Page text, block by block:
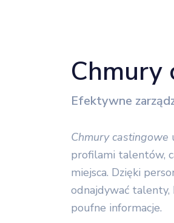
Chmury
Efektywne
Chmury castingowe
profilami talentów,
miejsca. Dzięki
odnajdywać talenty,
poufne informacje.